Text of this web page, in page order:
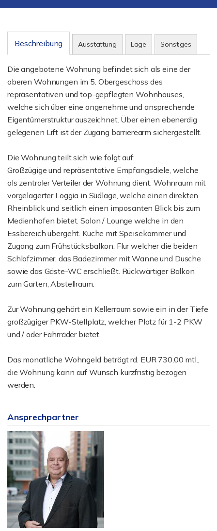
Beschreibung Ausstattung Lage Sonstiges
Die angebotene Wohnung befindet sich als eine der
oberen Wohnungen im 5. Obergeschoss des
repräsentativen und top-gepflegten Wohnhauses,
welche sich über eine angenehme und ansprechende
Eigentümerstruktur auszeichnet. Über einen ebenerdig
gelegenen Lift ist der Zugang barrierearm sichergestellt.
Die Wohnung teilt sich wie folgt auf:
Großzügige und repräsentative Empfangsdiele, welche
als zentraler Verteiler der Wohnung dient. Wohnraum mit
vorgelagerter Loggia in Südlage, welche einen direkten
Rheinblick und seitlich einen imposanten Blick bis zum
Medienhafen bietet. Salon / Lounge welche in den
Essbereich übergeht. Küche mit Speisekammer und
Zugang zum Frühstücksbalkon. Flur welcher die beiden
Schlafzimmer, das Badezimmer mit Wanne und Dusche
sowie das Gäste-WC erschließt. Rückwärtiger Balkon
zum Garten, Abstellraum.
Zur Wohnung gehört ein Kellerraum sowie ein in der Tiefe
großzügiger PKW-Stellplatz, welcher Platz für 1-2 PKW
und / oder Fahrräder bietet.
Das monatliche Wohngeld beträgt rd. EUR 730,00 mtl.,
die Wohnung kann auf Wunsch kurzfristig bezogen
werden.
Ansprechpartner